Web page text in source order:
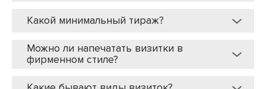
Какой минимальный тираж?
Можно ли напечатать визитки в
фирменном стиле?